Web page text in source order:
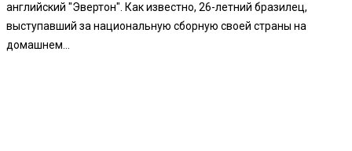
английский "Эвертон". Как известно, 26-летний бразилец,
выступавший за национальную сборную своей страны на
домашнем...